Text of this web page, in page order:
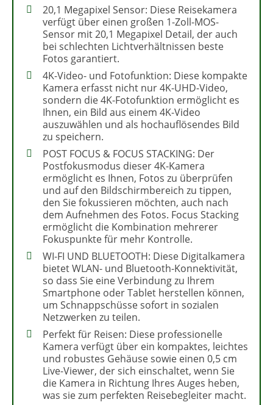
20,1 Megapixel Sensor: Diese Reisekamera
verfügt über einen großen 1-Zoll-MOS-
Sensor mit 20,1 Megapixel Detail, der auch
bei schlechten Lichtverhältnissen beste
Fotos garantiert.
4K-Video- und Fotofunktion: Diese kompakte
Kamera erfasst nicht nur 4K-UHD-Video,
sondern die 4K-Fotofunktion ermöglicht es
Ihnen, ein Bild aus einem 4K-Video
auszuwählen und als hochauflösendes Bild
zu speichern.
POST FOCUS & FOCUS STACKING: Der
Postfokusmodus dieser 4K-Kamera
ermöglicht es Ihnen, Fotos zu überprüfen
und auf den Bildschirmbereich zu tippen,
den Sie fokussieren möchten, auch nach
dem Aufnehmen des Fotos. Focus Stacking
ermöglicht die Kombination mehrerer
Fokuspunkte für mehr Kontrolle.
WI-FI UND BLUETOOTH: Diese Digitalkamera
bietet WLAN- und Bluetooth-Konnektivität,
so dass Sie eine Verbindung zu Ihrem
Smartphone oder Tablet herstellen können,
um Schnappschüsse sofort in sozialen
Netzwerken zu teilen.
Perfekt für Reisen: Diese professionelle
Kamera verfügt über ein kompaktes, leichtes
und robustes Gehäuse sowie einen 0,5 cm
Live-Viewer, der sich einschaltet, wenn Sie
die Kamera in Richtung Ihres Auges heben,
was sie zum perfekten Reisebegleiter macht.